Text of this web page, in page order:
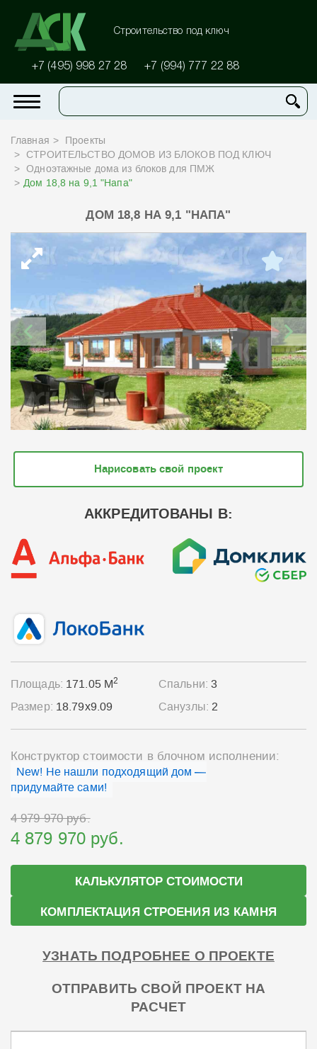
Строительство под ключ
+7 (495) 998 27 28 +7 (994) 777 22 88
Главная
Проекты
СТРОИТЕЛЬСТВО ДОМОВ ИЗ БЛОКОВ ПОД КЛЮЧ
Одноэтажные дома из блоков для ПМЖ
Дом 18,8 на 9,1 "Напа"
ДОМ 18,8 НА 9,1 "НАПА"
Нарисовать свой проект
АККРЕДИТОВАНЫ В:
Площадь: 171.05 М2
Размер: 18.79x9.09
Спальни:3
Санузлы:2
Конструктор стоимости в блочном исполнении:
New! Не нашли подходящий дом —
придумайте сами!
4 979 970 руб.
4 879 970 руб.
КАЛЬКУЛЯТОР СТОИМОСТИ
КОМПЛЕКТАЦИЯ СТРОЕНИЯ ИЗ КАМНЯ
УЗНАТЬ ПОДРОБНЕЕ О ПРОЕКТЕ
ОТПРАВИТЬ СВОЙ ПРОЕКТ НА
РАСЧЕТ